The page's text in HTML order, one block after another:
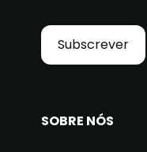
Subscrever
SOBRE NÓS